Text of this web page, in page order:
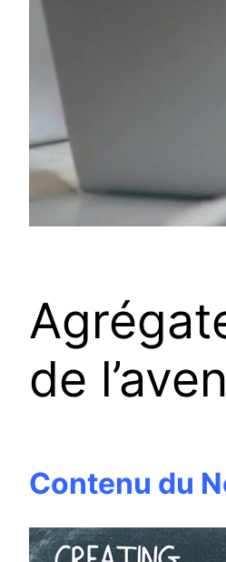
de
Contenu du